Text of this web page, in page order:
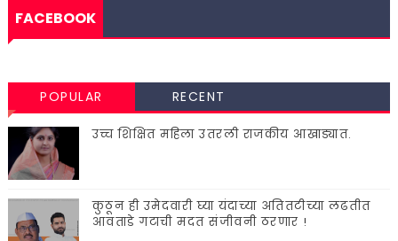
FACEBOOK
POPULAR RECENT
उच्च शिक्षित महिला उतरली राजकीय आखाड्यात.
कुठून ही उमेदवारी घ्या यंदाच्या अतितटीच्या लढतीत
आवताडे गटाची मदत संजीवनी ठरणार !